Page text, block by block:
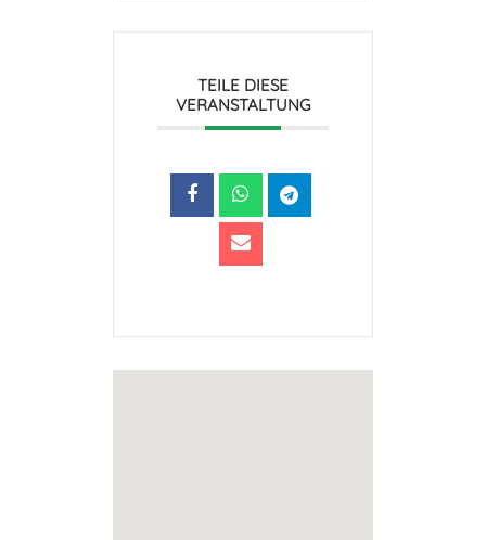
TEILE DIESE
VERANSTALTUNG